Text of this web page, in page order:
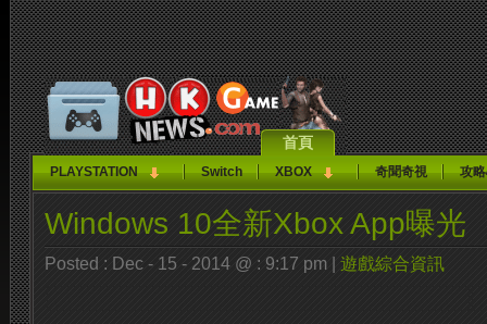
首頁
PLAYSTATION Switch XBOX 奇聞奇視 攻
Windows 10全新Xbox App曝光
Posted : Dec - 15 - 2014 @ : 9:17 pm | 遊戲綜合資訊